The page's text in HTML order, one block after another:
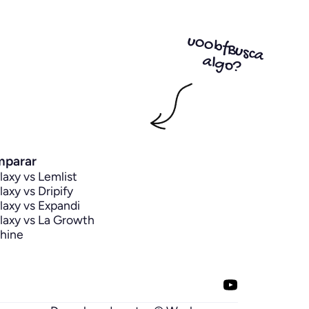
vs Lemlist
vs Dripify
vs Expandi
vs La Growth
u00bfBusca
algo?